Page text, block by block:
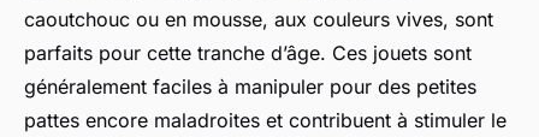
caoutchouc ou en mousse, aux couleurs vives, sont
parfaits pour cette tranche d’âge. Ces jouets sont
généralement faciles à manipuler pour des petites
pattes encore maladroites et contribuent à stimuler le